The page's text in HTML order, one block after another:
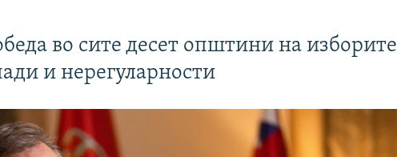
во сите десет општини на изборите
и нерегуларности